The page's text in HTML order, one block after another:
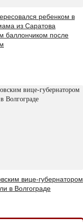
ребенком в
из Саратова
баллончиком после
вице-губернатором
в Волгограде